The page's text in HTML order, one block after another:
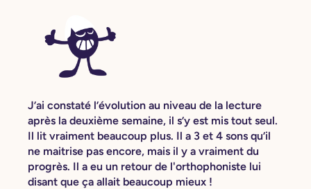
J’ai constaté l’évolution au niveau de la lecture
après la deuxième semaine, il s’y est mis tout seul.
Il lit vraiment beaucoup plus. Il a 3 et 4 sons qu’il
ne maitrise pas encore, mais il y a vraiment du
progrès. Il a eu un retour de l'orthophoniste lui
disant que ça allait beaucoup mieux !